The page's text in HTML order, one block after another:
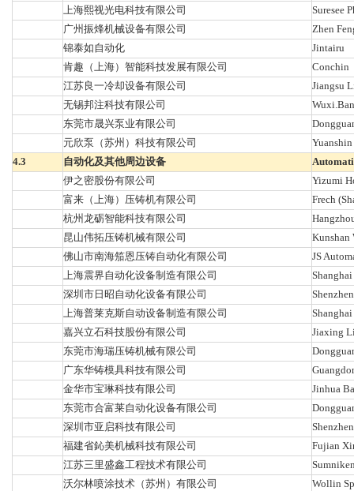
上海熙视光电科技有限公司
Suresee
广州振烽机械设备有限公司
Zhen
锦泰如自动化
Jintairu
肯趣（上海）智能科技发展有限公司
Conchin
江苏良一冷却设备有限公司
Jiangsu
无锡邦注科技有限公司
东莞市晟兴泵业有限公司
元欣泵（苏州）科技有限公司
4.3
自动化及其他周边设备
伊之密股份有限公司
Yizumi
富来（上海）压铸机有限公司
Frech
杭州龙砺智能科技有限公司
昆山伟拓压铸机械有限公司
Kunshan
佛山市南海笳恩压铸自动化有限公司
JS
上海震界自动化设备制造有限公司
深圳市日昭自动化设备有限公司
上海普莱克斯自动设备制造有限公司
嘉兴立石科技股份有限公司
Jiaxing
东莞市海瑞压铸机械有限公司
广东华铸模具科技有限公司
金华市宝琳科技有限公司
Jinhua
东莞市合富莱自动化设备有限公司
深圳市亚启科技有限公司
福建省鈊美机械科技有限公司
Fujian
江苏三里盛鑫工程技术有限公司
沃尔林喷涂技术（苏州）有限公司
Wollin